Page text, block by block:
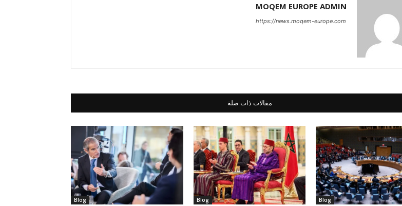
MOQEM EUROPE ADMIN
https://news.moqem-europe.com
مقالات ذات صلة
Blog
Blog
Blog